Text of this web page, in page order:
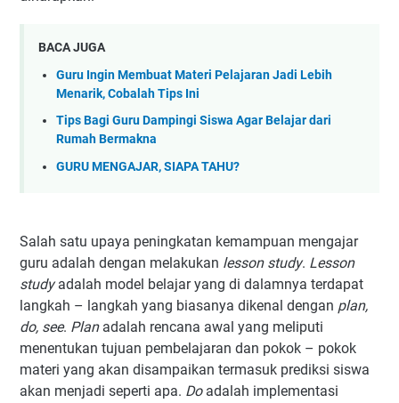
BACA JUGA
Guru Ingin Membuat Materi Pelajaran Jadi Lebih
Menarik, Cobalah Tips Ini
Tips Bagi Guru Dampingi Siswa Agar Belajar dari
Rumah Bermakna
GURU MENGAJAR, SIAPA TAHU?
Salah satu upaya peningkatan kemampuan mengajar
guru adalah dengan melakukan lesson study. Lesson
studyadalah model belajar yang di dalamnya terdapat
langkah – langkah yang biasanya dikenal dengan plan,
do, see. Planadalah rencana awal yang meliputi
menentukan tujuan pembelajaran dan pokok – pokok
materi yang akan disampaikan termasuk prediksi siswa
akan menjadi seperti apa. Doadalah implementasi